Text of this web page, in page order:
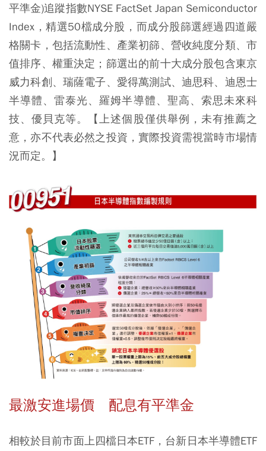
平準金)追蹤指數NYSE FactSet Japan Semiconductor
Index，精選50檔成分股，而成分股篩選經過四道嚴
格關卡，包括流動性、產業初篩、營收純度分類、市
值排序、權重決定；篩選出的前十大成分股包含東京
威力科創、瑞薩電子、愛得萬測試、迪思科、迪恩士
半導體、雷泰光、羅姆半導體、聖高、索思未來科
技、優貝克等。【上述個股僅供舉例，未有推薦之
意，亦不代表必然之投資，實際投資需視當時市場情
況而定。】
最激安進場價 配息有平準金
相較於目前市面上四檔日本ETF，台新日本半導體ETF